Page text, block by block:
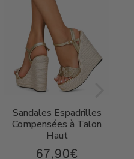
Sandales Espadrilles
Compensées à Talon
Haut
Prix
67,90€